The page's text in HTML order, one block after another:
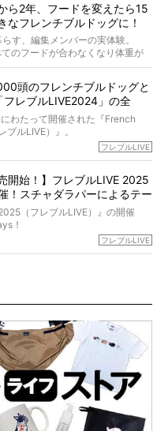
も愛犬が成仏したことを知る方
なりすぎない、むしろ心がスッ
対談です！
せいけん）」。
、なぜ動物専門僧侶という道を
ように向き合うべきなのか。
ら2年、フードを変えたら15
なフレンチブルドッグに！
す、編集メンバーの実体験。
のフードが合わなくなり体重が
なく「年齢のせいですね…」と言
な…そんなとき、我が家に届いたの
)」の試食品でした。
ード)」を食べつづけて二年、愛
気にお散歩をしています。
ら今までを包み隠さず、時系列で
頭のフレンチブルドッグと
レブルLIVE2024」の全
わたって開催された『French
ルLIVE）』。
ンチブルドッグと7,000人のフレ
バーのロッチさん。day2の音楽フ
が出演するなど、例年以上
から。全国のフレンチブルドッ
ルLIVE2024」の模様を、詳しく
フレブルLIVE
開始！】フレブルLIVE 2025
！スチャダラパーによるテー
（フレブルLIVE）』の開催
！
いよいよ販売スタートです！
送りしていますので、最後まで
フレブルLIVE